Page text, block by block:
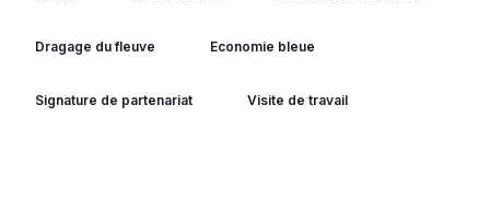
Dragage du fleuve Economie bleue
Signature de partenariat Visite de travail